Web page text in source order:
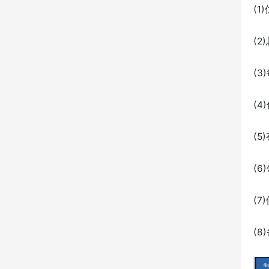
(1)
(2)
(3)
(4)
(5)
(6)
(7)
(8)